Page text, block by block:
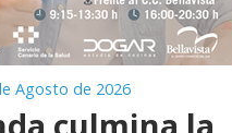
Agosto de 2026
culmina la